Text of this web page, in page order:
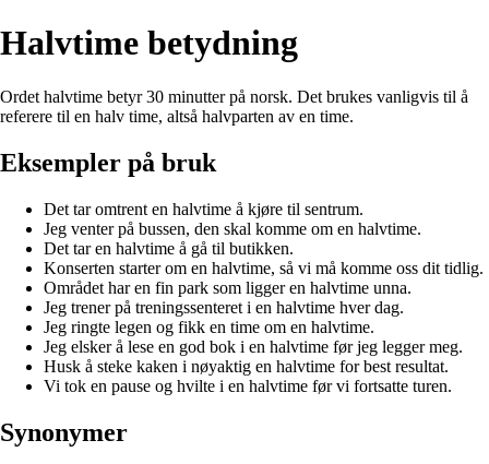
Halvtime betydning
Ordet halvtime betyr 30 minutter på norsk. Det brukes vanligvis til å
referere til en halv time, altså halvparten av en time.
Eksempler på bruk
Det tar omtrent en halvtime å kjøre til sentrum.
Jeg venter på bussen, den skal komme om en halvtime.
Det tar en halvtime å gå til butikken.
Konserten starter om en halvtime, så vi må komme oss dit tidlig.
Området har en fin park som ligger en halvtime unna.
Jeg trener på treningssenteret i en halvtime hver dag.
Jeg ringte legen og fikk en time om en halvtime.
Jeg elsker å lese en god bok i en halvtime før jeg legger meg.
Husk å steke kaken i nøyaktig en halvtime for best resultat.
Vi tok en pause og hvilte i en halvtime før vi fortsatte turen.
Synonymer